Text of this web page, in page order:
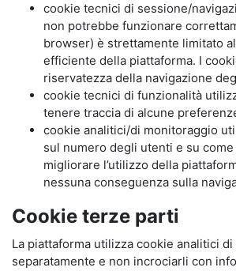
cookie tecnici di sessione/
non potrebbe funzionare
browser) è strettamente limitato
efficiente della piattaforma. I
riservatezza della navigazione
cookie tecnici di funzionalità
tenere traccia di alcune
cookie analitici/di monitoraggio
sul numero degli utenti e su
migliorare l’utilizzo della
nessuna conseguenza sulla
Cookie terze parti
La piattaforma utilizza cookie analitici
separatamente e non incrociarli con